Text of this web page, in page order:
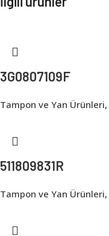
3G0807109F
Tampon ve Yan Ürünleri,
511809831R
Tampon ve Yan Ürünleri,